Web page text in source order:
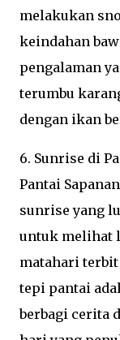
melakukan
keindahan
pengalaman
terumbu
dengan ikan
6. Sunrise di
Pantai
sunrise yang
untuk melihat
matahari
tepi pantai
berbagi cerita